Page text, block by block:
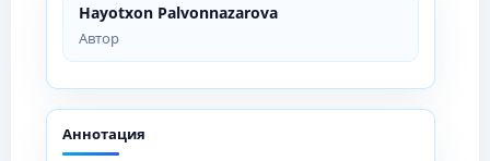
Hayotxon Palvonnazarova
Автор
Аннотация